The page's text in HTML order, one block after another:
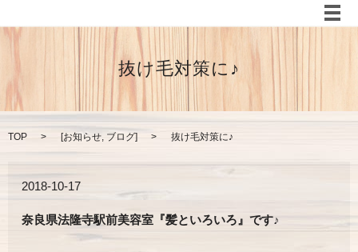
メ
抜け毛対策に♪
TOP [お知らせ, ブログ] 抜け毛対策に♪
2018-10-17
奈良県法隆寺駅前美容室『髪といろいろ』です♪